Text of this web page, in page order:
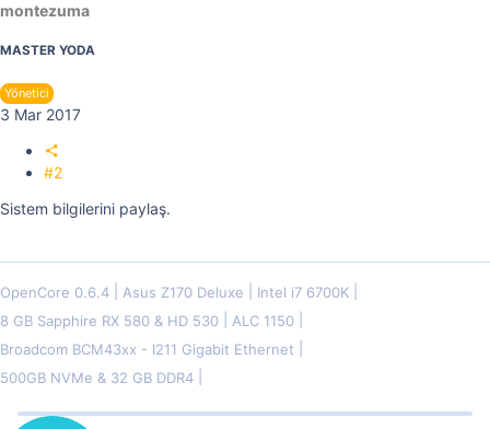
montezuma
MASTER YODA
Yönetici
3 Mar 2017
#2
Sistem bilgilerini paylaş.
OpenCore 0.6.4 Asus Z170 Deluxe
Intel i7 6700K
8 GB Sapphire RX 580 & HD 530
ALC 1150
Broadcom BCM43xx - I211 Gigabit Ethernet
500GB NVMe & 32 GB DDR4